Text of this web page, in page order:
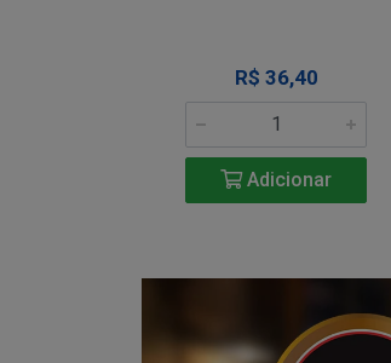
R$ 36,40
Adicionar